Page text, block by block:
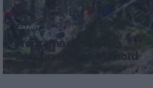
GRAVITY
Programa de la Copa
Catalana DH en Vallnord
Los Campeonatos del Mundo de